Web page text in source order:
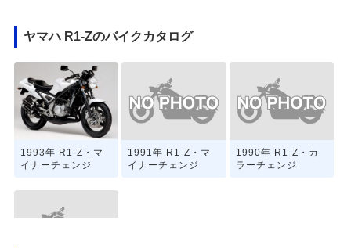
ヤマハ R1-Zのバイクカタログ
1993年 R1-Z・マ
イナーチェンジ
1991年 R1-Z・マ
イナーチェンジ
1990年 R1-Z・カ
ラーチェンジ